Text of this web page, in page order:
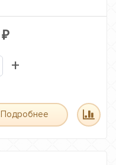
₽
+
Подробнее